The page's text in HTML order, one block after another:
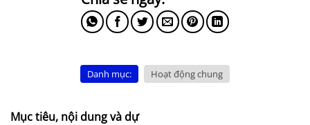
Danh mục: Hoạt động chung
Mục tiêu, nội dung và dự